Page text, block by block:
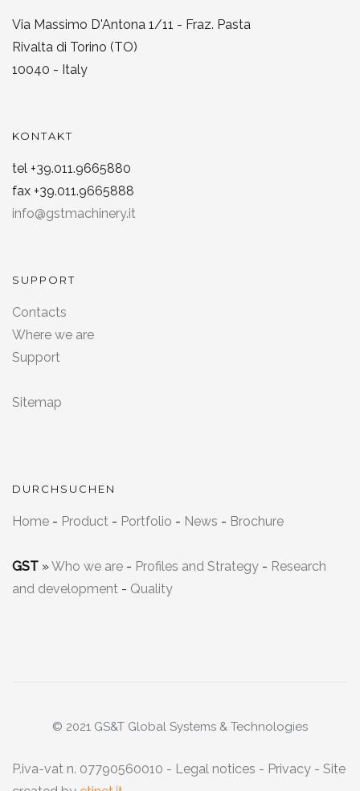
Via Massimo D'Antona 1/11 - Fraz. Pasta
Rivalta di Torino (TO)
10040 - Italy
KONTAKT
tel +39.011.9665880
fax +39.011.9665888
info@gstmachinery.it
SUPPORT
Contacts
Where we are
Support
Sitemap
DURCHSUCHEN
Home - Product - Portfolio - News - Brochure
GST »Who we are - Profiles and Strategy - Research
and development - Quality
© 2021 GS&T Global Systems & Technologies
P.iva-vat n. 07790560010 - Legal notices - Privacy - Site